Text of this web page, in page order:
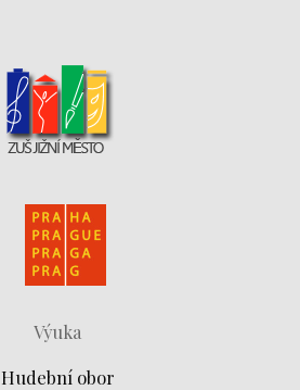
Výuka
Hudební obor